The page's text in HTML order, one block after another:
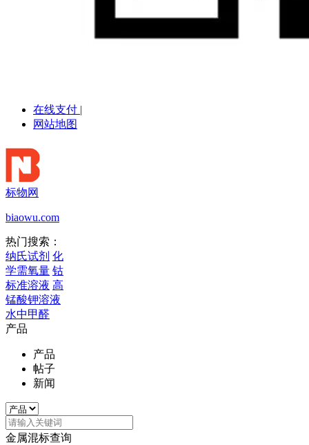
在线支付 |
网站地图
标物网
biaowu.com
热门搜索：
纳氏试剂 化
学需氧量 钴
标准溶液 高
锰酸钾溶液
水中甲醛
产品
产品
帖子
新闻
金属混标查询